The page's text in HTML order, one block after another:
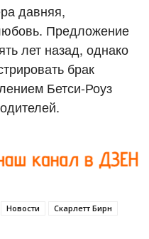
давняя,
Предложение
лет назад, однако
брак
Бетси-Роуз
Новости
Скарлетт Бирн